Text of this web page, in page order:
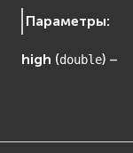
Параметры:
high (double) –